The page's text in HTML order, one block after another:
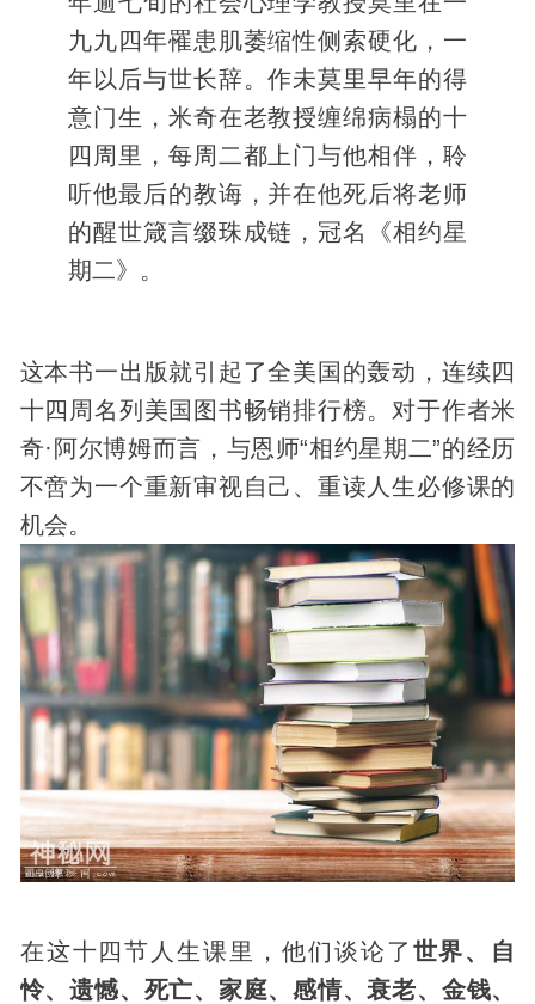
九九四年罹患肌萎缩性侧索硬化，一
年以后与世长辞。作未莫里早年的得
意门生，米奇在老教授缠绵病榻的十
四周里，每周二都上门与他相伴，聆
听他最后的教诲，并在他死后将老师
的醒世箴言缀珠成链，冠名《相约星
期二》。
这本书一出版就引起了全美国的轰动，连续四
十四周名列美国图书畅销排行榜。对于作者米
奇·阿尔博姆而言，与恩师“相约星期二”的经历
不啻为一个重新审视自己、重读人生必修课的
机会。
在这十四节人生课里，他们谈论了 世界、自
怜、遗憾、死亡、家庭、感情、衰老、金钱、